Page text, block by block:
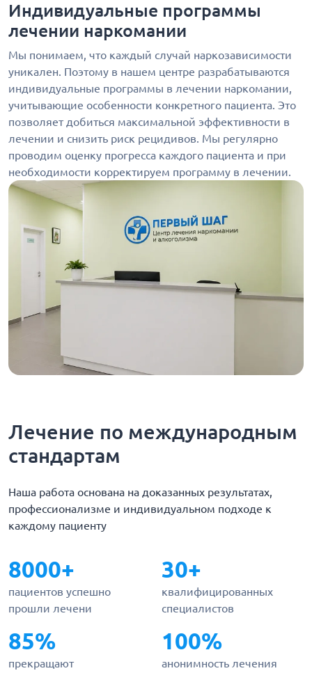
Индивидуальные программы
лечении наркомании
Мы понимаем, что каждый случай наркозависимости
уникален. Поэтому в нашем центре разрабатываются
индивидуальные программы в лечении наркомании,
учитывающие особенности конкретного пациента. Это
позволяет добиться максимальной эффективности в
лечении и снизить риск рецидивов. Мы регулярно
проводим оценку прогресса каждого пациента и при
необходимости корректируем программу в лечении.
Лечение по международным
стандартам
Наша работа основана на доказанных результатах,
профессионализме и индивидуальном подходе к
каждому пациенту
8000+
пациентов успешно
прошли лечени
30+
квалифицированных
специалистов
85%
прекращают
100%
анонимность лечения